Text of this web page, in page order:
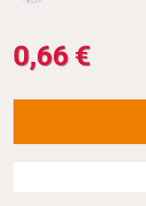
0,66 €